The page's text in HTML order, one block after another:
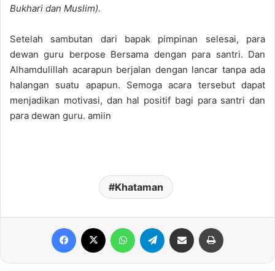
Bukhari dan Muslim).
Setelah sambutan dari bapak pimpinan selesai, para
dewan guru berpose Bersama dengan para santri. Dan
Alhamdulillah acarapun berjalan dengan lancar tanpa ada
halangan suatu apapun. Semoga acara tersebut dapat
menjadikan motivasi, dan hal positif bagi para santri dan
para dewan guru. amiin
Khataman